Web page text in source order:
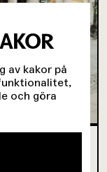
RÄTT
av kakor på
och göra